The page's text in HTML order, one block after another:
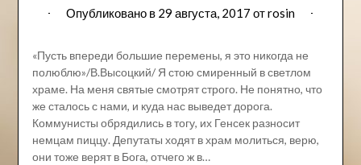
Опубликовано в 29 августа, 2017 отrosin
«Пусть впереди большие перемены, я это никогда не
полюблю»/В.Высоцкий/ Я стою смиренный в светлом
храме. На меня святые смотрят строго. Не понятно, что
же сталось с нами, и куда нас выведет дорога.
Коммунисты обрядились в тогу, их Генсек разносит
немцам пиццу. Депутаты ходят в храм молиться, верю,
они тоже верят в Бога, отчего ж в…